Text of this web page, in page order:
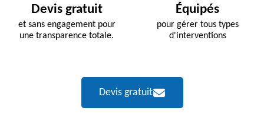
Devis gratuit
et sans engagement pour
une transparence totale.
Équipés
pour gérer tous types
d'interventions
Devis gratuit